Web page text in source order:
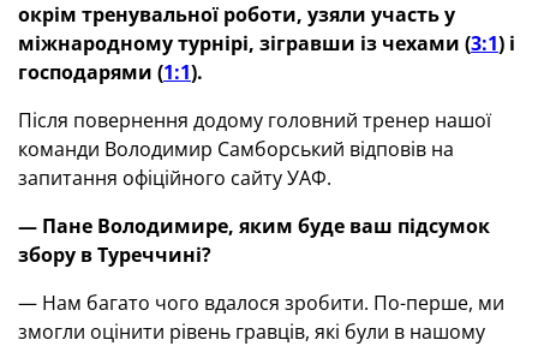
окрім тренувальної роботи, узяли участь у
міжнародному турнірі, зігравши із чехами (3:1) і
господарями (1:1).
Після повернення додому головний тренер нашої
команди Володимир Самборський відповів на
запитання офіційного сайту УАФ.
— Пане Володимире, яким буде ваш підсумок
збору в Туреччині?
— Нам багато чого вдалося зробити. По-перше, ми
змогли оцінити рівень гравців, які були в нашому